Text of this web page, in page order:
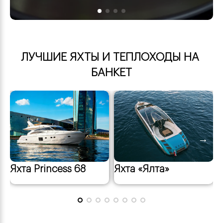
ЛУЧШИЕ ЯХТЫ И ТЕПЛОХОДЫ НА
БАНКЕТ
Яхта Princess 68 Яхта «Ялта»
→
←